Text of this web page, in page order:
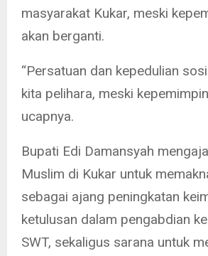
masyarakat Kukar, meski
akan berganti.
“Persatuan dan kepedulian
kita pelihara, meski
ucapnya.
Bupati Edi Damansyah
Muslim di Kukar untuk
sebagai ajang peningkatan
ketulusan dalam pengabdian
SWT, sekaligus sarana untuk